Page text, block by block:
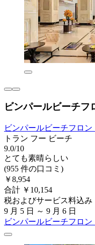
ビンパールビーチフ
ビンパールビーチフロン
トラン フー ビーチ
9.0/10
とても素晴らしい
(955 件の口コミ)
￥8,954
合計 ￥10,154
税およびサービス料込み
9 月 5 日 ～ 9 月 6 日
ビンパールビーチフロン